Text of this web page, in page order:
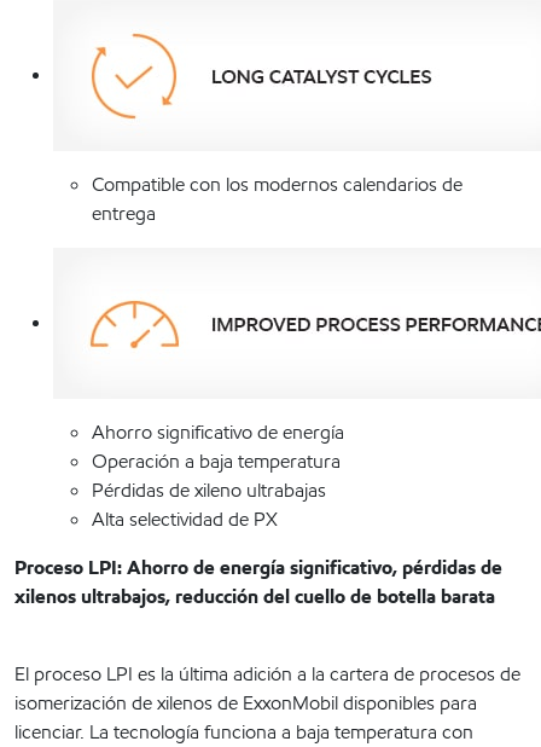
Compatible con los modernos calendarios de
entrega
Ahorro significativo de energía
Operación a baja temperatura
Pérdidas de xileno ultrabajas
Alta selectividad de PX
Proceso LPI: Ahorro de energía significativo, pérdidas de
xilenos ultrabajos, reducción del cuello de botella barata
El proceso LPI es la última adición a la cartera de procesos de
isomerización de xilenos de ExxonMobil disponibles para
licenciar. La tecnología funciona a baja temperatura con